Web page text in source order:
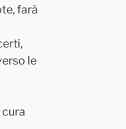
farà
le